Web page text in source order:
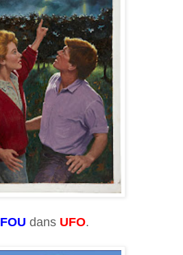
FOU dans UFO.